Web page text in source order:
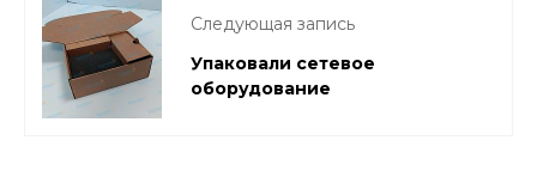
Следующая запись
Упаковали сетевое
оборудование